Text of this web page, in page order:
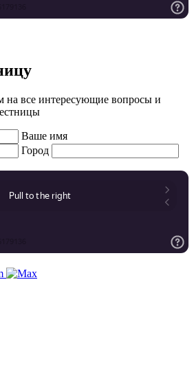
на все интересующие вопросы и
Ваше имя
Город